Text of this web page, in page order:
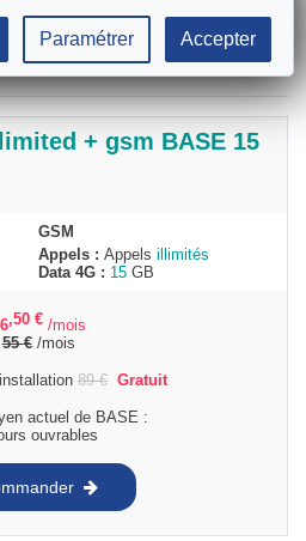
+ gsm BASE 15
GSM
Appels : Appels illimités
Data 4G : 15 GB
,50 € /mois
55€/mois
89€ Gratuit
actuel de BASE :
ouvrables
Paramétrer Accepter